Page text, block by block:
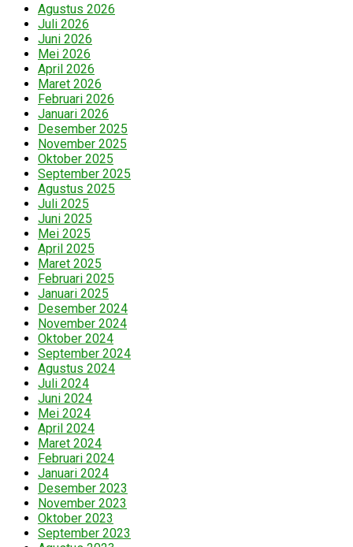
Agustus 2026
Juli 2026
Juni 2026
Mei 2026
April 2026
Maret 2026
Februari 2026
Januari 2026
Desember 2025
November 2025
Oktober 2025
September 2025
Agustus 2025
Juli 2025
Juni 2025
Mei 2025
April 2025
Maret 2025
Februari 2025
Januari 2025
Desember 2024
November 2024
Oktober 2024
September 2024
Agustus 2024
Juli 2024
Juni 2024
Mei 2024
April 2024
Maret 2024
Februari 2024
Januari 2024
Desember 2023
November 2023
Oktober 2023
September 2023